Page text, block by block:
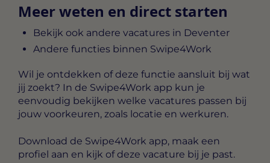
Meer weten en direct starten
Bekijk ook andere vacatures in Deventer
Andere functies binnen Swipe4Work
Wil je ontdekken of deze functie aansluit bij wat
jij zoekt? In de Swipe4Work app kun je
eenvoudig bekijken welke vacatures passen bij
jouw voorkeuren, zoals locatie en werkuren.
Download de Swipe4Work app, maak een
profiel aan en kijk of deze vacature bij je past.